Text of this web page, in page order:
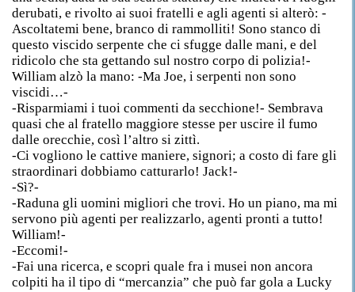
derubati, e rivolto ai suoi fratelli e agli agenti si alterò: -
Ascoltatemi bene, branco di rammolliti! Sono stanco di
questo viscido serpente che ci sfugge dalle mani, e del
ridicolo che sta gettando sul nostro corpo di polizia!-
William alzò la mano: -Ma Joe, i serpenti non sono
viscidi…-
-Risparmiami i tuoi commenti da secchione!- Sembrava
quasi che al fratello maggiore stesse per uscire il fumo
dalle orecchie, così l’altro si zittì.
-Ci vogliono le cattive maniere, signori; a costo di fare gli
straordinari dobbiamo catturarlo! Jack!-
-Sì?-
-Raduna gli uomini migliori che trovi. Ho un piano, ma mi
servono più agenti per realizzarlo, agenti pronti a tutto!
William!-
-Eccomi!-
-Fai una ricerca, e scopri quale fra i musei non ancora
colpiti ha il tipo di “mercanzia” che può far gola a Lucky